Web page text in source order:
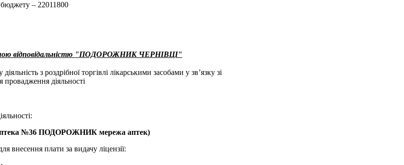
бюджету – 22011800
відповідальністю "ПОДОРОЖНИК ЧЕРНІВЦІ"
з роздрібної торгівлі лікарськими засобами у зв’язку зі
провадження діяльності
№36 ПОДОРОЖНИК мережа аптек)
внесення плати за видачу ліцензії: